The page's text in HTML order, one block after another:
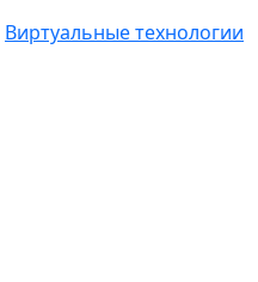
Виртуальные технологии